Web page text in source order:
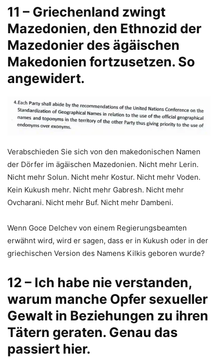
11 – Griechenland zwingt
Mazedonien, den Ethnozid der
Mazedonier des ägäischen
Makedonien fortzusetzen. So
angewidert.
Verabschieden Sie sich von den makedonischen Namen
der Dörfer im ägäischen Mazedonien. Nicht mehr Lerin.
Nicht mehr Solun. Nicht mehr Kostur. Nicht mehr Voden.
Kein Kukush mehr. Nicht mehr Gabresh. Nicht mehr
Ovcharani. Nicht mehr Buf. Nicht mehr Dambeni.
Wenn Goce Delchev von einem Regierungsbeamten
erwähnt wird, wird er sagen, dass er in Kukush oder in der
griechischen Version des Namens Kilkis geboren wurde?
12 – Ich habe nie verstanden,
warum manche Opfer sexueller
Gewalt in Beziehungen zu ihren
Tätern geraten. Genau das
passiert hier.